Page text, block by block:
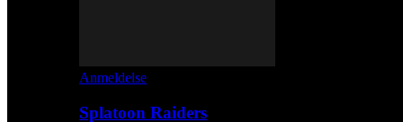
Anmeldelse
Splatoon Raiders